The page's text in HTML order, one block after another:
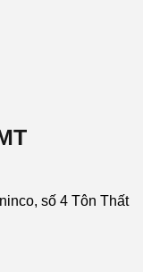
số 4 Tôn Thất